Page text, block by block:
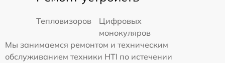
Тепловизоров
Цифровых
монокуляров
Мы занимаемся ремонтом и техническим
обслуживанием техники HTI по истечении